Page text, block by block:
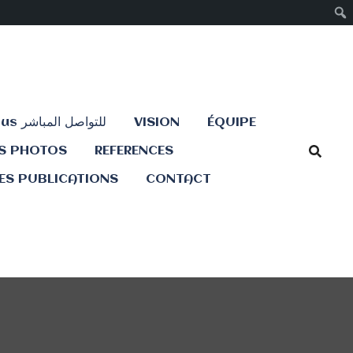
Contactez-nous للتواصل المباشر VISION ÉQUIPE
PHOTOS REFERENCES
PUBLICATIONS CONTACT